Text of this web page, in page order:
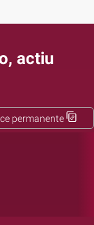
actiu
permanente